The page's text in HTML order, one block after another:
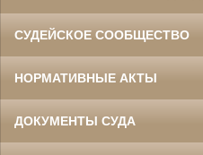
СУДЕЙСКОЕ СООБЩЕСТВО
НОРМАТИВНЫЕ АКТЫ
ДОКУМЕНТЫ СУДА